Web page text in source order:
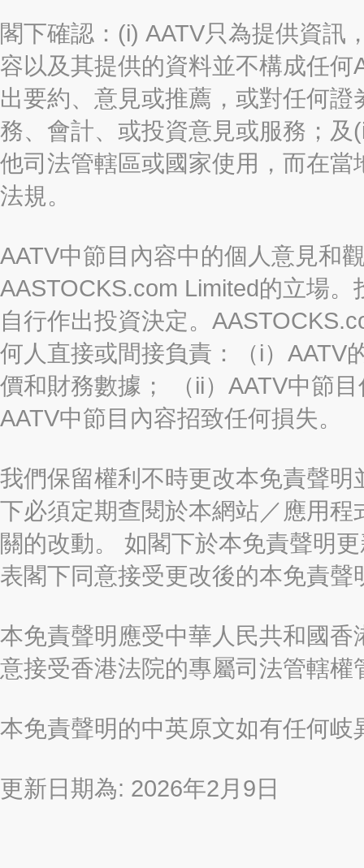
閣下確認：(i) AATV只為提供資訊
容以及其提供的資料並不構成任
出要約、意見或推薦，或對任何
務、會計、或投資意見或服務；
他司法管轄區或國家使用，而在
法規。
AATV中節目內容中的個人意見和
AASTOCKS.com Limited的立場
自行作出投資決定。
何人直接或間接負責：（i）AATV
價和財務數據； （ii）AATV中節
AATV中節目內容招致任何損失。
我們保留權利不時更改本免責聲
下必須定期查閱於本網站／應用
關的改動。 如閣下於本免責聲明
表閣下同意接受更改後的本免責聲
本免責聲明應受中華人民共和國
意接受香港法院的專屬司法管轄權
本免責聲明的中英原文如有任何
更新日期為: 2026年2月9日